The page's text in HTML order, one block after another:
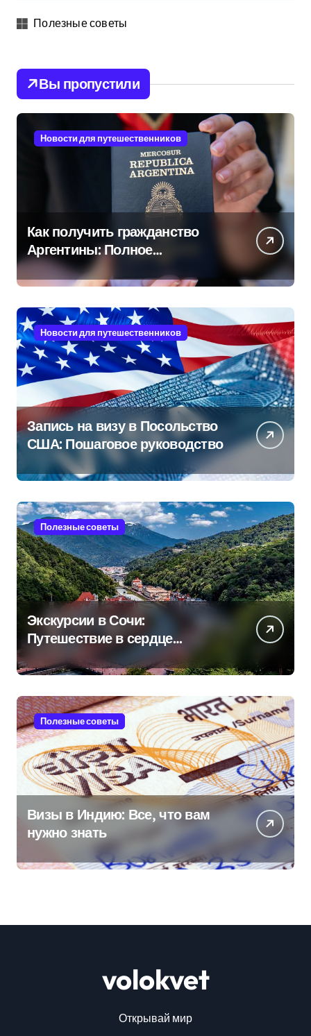
Полезные советы
Вы пропустили
Новости для путешественников
Как получить гражданство
Аргентины: Полное
руководство
Новости для путешественников
Запись на визу в Посольство
США: Пошаговое руководство
Полезные советы
Экскурсии в Сочи:
Путешествие в сердце
Черноморского курорта
Полезные советы
Визы в Индию: Все, что вам
нужно знать
volokvet
Открывай мир